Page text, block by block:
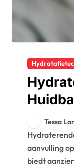
Tessa
Hydraterende mist is een waardevolle
aanvulling
biedt